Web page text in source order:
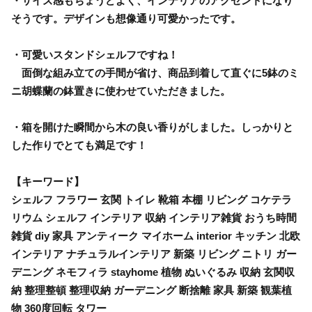
そうです。デザインも想像通り可愛かったです。
・可愛いスタンドシェルフですね！
面倒な組み立ての手間が省け、商品到着して直ぐに5鉢のミ
ニ胡蝶蘭の鉢置きに使わせていただきました。
・箱を開けた瞬間から木の良い香りがしました。しっかりと
した作りでとても満足です！
【キーワード】
シェルフ フラワー 玄関 トイレ 靴箱 本棚 リビング コケテラ
リウム シェルフ インテリア 収納 インテリア雑貨 おうち時間
雑貨 diy 家具 アンティーク マイホーム interior キッチン 北欧
インテリア ナチュラルインテリア 新築 リビング ニトリ ガー
デニング ネモフィラ stayhome 植物 ぬいぐるみ 収納 玄関収
納 整理整頓 整理収納 ガーデニング 断捨離 家具 新築 観葉植
物 360度回転 タワー